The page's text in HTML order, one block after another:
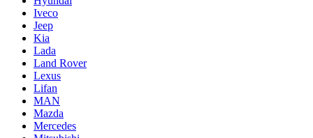
Iveco
Jeep
Kia
Lada
Land Rover
Lexus
Lifan
MAN
Mazda
Mercedes